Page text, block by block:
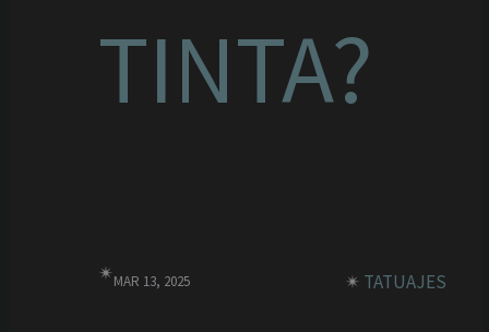
TINTA?
✴︎MAR 13, 2025 ✴︎ TATUAJES